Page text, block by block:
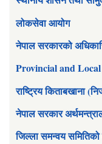
लोकसेवा आयोग
नेपाल सरकारको
Provincial and
राष्ट्रिय किताबखाना
नेपाल सरकार
जिल्ला समन्वय